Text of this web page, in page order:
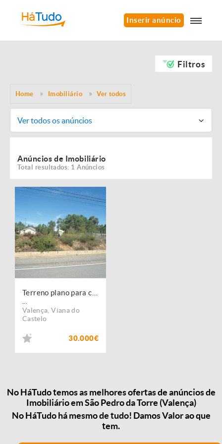
Inserir anúncio
Filtros
Home Imobiliário Ver todos
Ver todos os anúncios
Anúncios de Imobiliário
Total resultados: 1 Anúncios
Valença ,Viana do
Castelo
30.000€
No HáTudo temos as melhores ofertas de anúncios de
Imobiliário em São Pedro da Torre (Valença)
No HáTudo há mesmo de tudo! Damos Valor ao que
tem.